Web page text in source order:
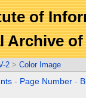
of
Archive
2 > Color Image
- Page Number -